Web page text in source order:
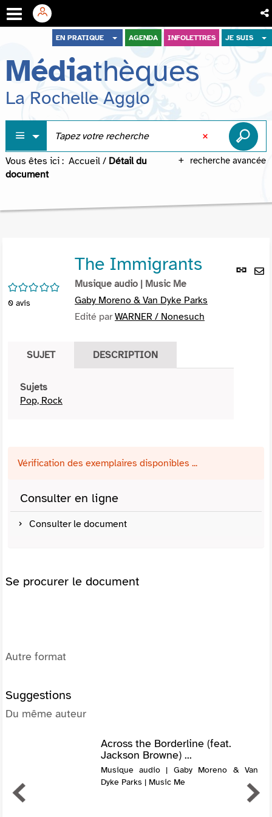
menu
contenu
recherche
EN PRATIQUE AGENDA INFOLETTRES JE SUIS
Médiathèques
La Rochelle Agglo
recherche avancée
Vous êtes ici : Accueil / Détail du
document
Lien
/5
0 avis
The Immigrants
Musique audio | Music Me
Gaby Moreno & Van Dyke Parks
Edité parWARNER / Nonesuch
SUJET DESCRIPTION
Sujets
Pop, Rock
Vérification des exemplaires disponibles ...
Consulter en ligne
Consulter le document
Se procurer le document
Autre format
Suggestions
Du même auteur
Across the Borderline (feat.
Jackson Browne) ...
Musique audio | Gaby Moreno & Van
Dyke Parks | Music Me